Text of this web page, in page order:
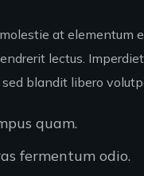
at elementum
lectus.
blandit libero
quam.
fermentum odio.